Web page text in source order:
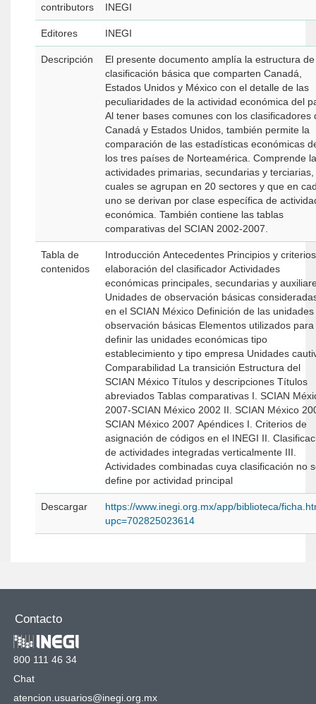
contributors INEGI
Editores INEGI
Descripción
El presente documento amplía la estructura de
clasificación básica que comparten Canadá,
Estados Unidos y México con el detalle de las
peculiaridades de la actividad económica del
Al tener bases comunes con los clasificadores
Canadá y Estados Unidos, también permite la
comparación de las estadísticas económicas
los tres países de Norteamérica. Comprende las
actividades primarias, secundarias y terciarias, los
cuales se agrupan en 20 sectores y que en
uno se derivan por clase específica de
económica. También contiene las tablas
comparativas del SCIAN 2002-2007.
Tabla de
contenidos
Introducción Antecedentes Principios y criterios de
elaboración del clasificador Actividades
económicas principales, secundarias y
Unidades de observación básicas
en el SCIAN México Definición de las unidades de
observación básicas Elementos utilizados para
definir las unidades económicas tipo
establecimiento y tipo empresa Unidades cautivas
Comparabilidad La transición Estructura del
SCIAN México Títulos y descripciones Títulos
abreviados Tablas comparativas I. SCIAN México
2007-SCIAN México 2002 II. SCIAN México
SCIAN México 2007 Apéndices I. Criterios de
asignación de códigos en el INEGI II. Clasificación
de actividades integradas verticalmente III.
Actividades combinadas cuya clasificación no
define por actividad principal
Descargar
https://www.inegi.org.mx/app/biblioteca/
upc=702825023614
Contacto
800 111 46 34
Chat
atencion.usuarios@inegi.org.mx